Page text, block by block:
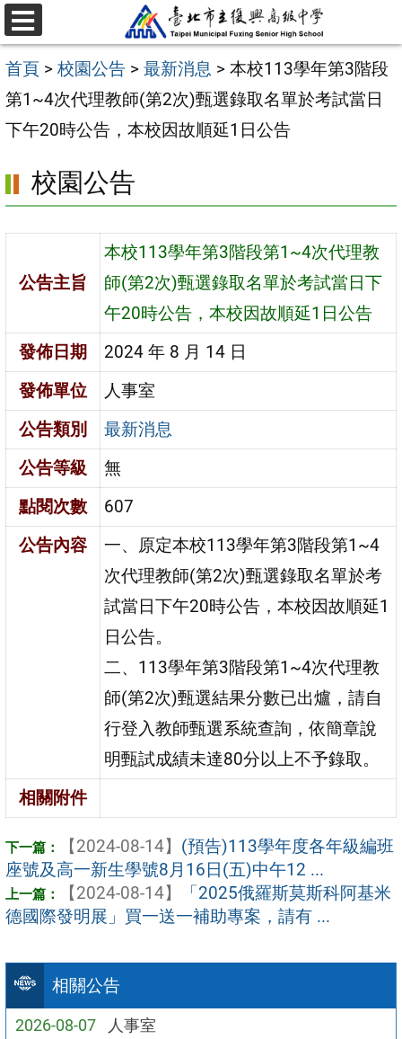
跳
至
主
要
內
區
選
單
首頁 > 校園公告 > 最新消息 > 本校113學年第3階段
第1~4次代理教師(第2次)甄選錄取名單於考試當日
下午20時公告，本校因故順延1日公告
相關公告
2026-08-07 人事室
校園公告
公告主旨
本校113學年第3階段第1~4次代理教
師(第2次)甄選錄取名單於考試當日下
午20時公告，本校因故順延1日公告
發佈日期
2024 年 8 月 14 日
發佈單位
人事室
公告類別
最新消息
公告等級
無
點閱次數
607
公告內容
一、原定本校113學年第3階段第1~4
次代理教師(第2次)甄選錄取名單於考
試當日下午20時公告，本校因故順延1
日公告。
二、113學年第3階段第1~4次代理教
師(第2次)甄選結果分數已出爐，請自
行登入教師甄選系統查詢，依簡章說
明甄試成績未達80分以上不予錄取。
相關附件
【2024-08-14】 (預告)113學年度各年級編班
座號及高一新生學號8月16日(五)中午12 ...
【2024-08-14】
「2025俄羅斯莫斯科阿基米
德國際發明展」買一送一補助專案，請有 ...